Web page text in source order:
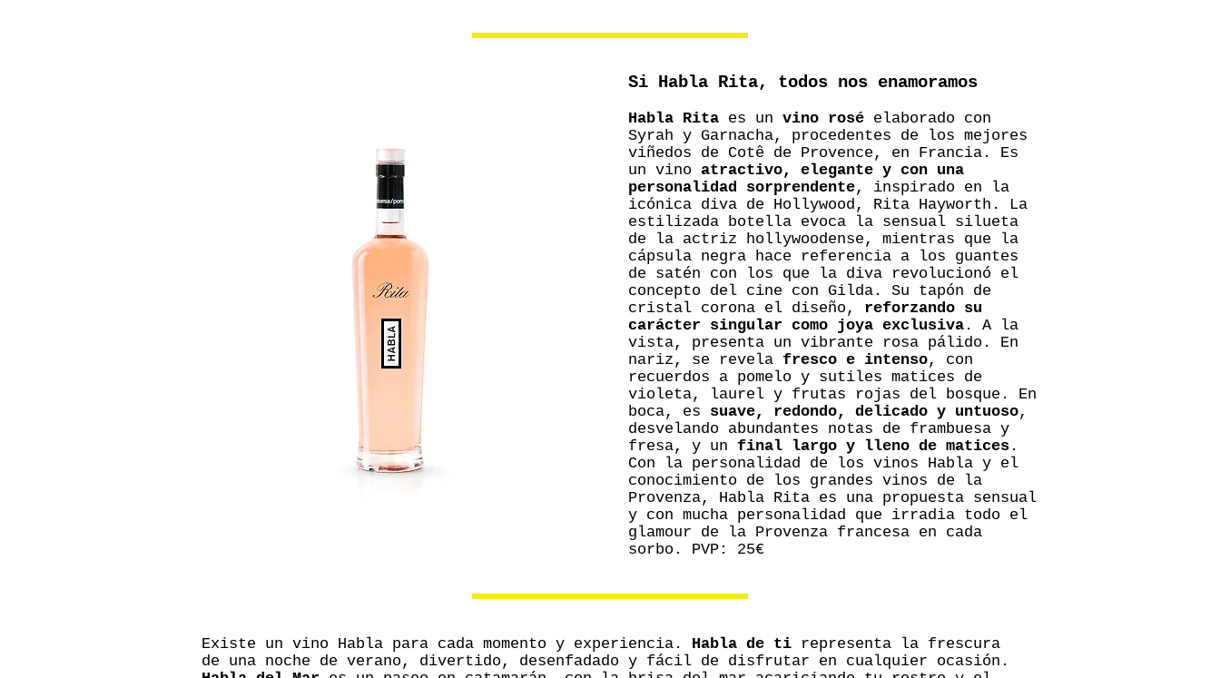
Si Habla Rita, todos nos enamoramos
Habla Rita es un vino rosé elaborado con
Syrah y Garnacha, procedentes de los mejores
viñedos de Cotê de Provence, en Francia. Es
un vino atractivo, elegante y con una
personalidad sorprendente, inspirado en la
icónica diva de Hollywood, Rita Hayworth. La
estilizada botella evoca la sensual silueta
de la actriz hollywoodense, mientras que la
cápsula negra hace referencia a los guantes
de satén con los que la diva revolucionó el
concepto del cine con Gilda. Su tapón de
cristal corona el diseño, reforzando su
carácter singular como joya exclusiva . A la
vista, presenta un vibrante rosa pálido. En
nariz, se revela fresco e intenso, con
recuerdos a pomelo y sutiles matices de
violeta, laurel y frutas rojas del bosque. En
boca, es suave, redondo, delicado y untuoso,
desvelando abundantes notas de frambuesa y
fresa, y un final largo y lleno de matices .
Con la personalidad de los vinos Habla y el
conocimiento de los grandes vinos de la
Provenza, Habla Rita es una propuesta sensual
y con mucha personalidad que irradia todo el
glamour de la Provenza francesa en cada
sorbo. PVP: 25€
Existe un vino Habla para cada momento y experiencia. Habla de ti representa la frescura
de una noche de verano, divertido, desenfadado y fácil de disfrutar en cualquier ocasión.